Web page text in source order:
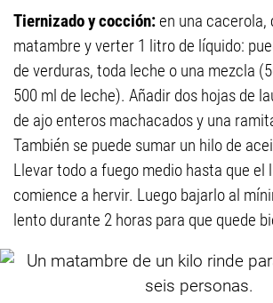
Tiernizado y cocción:en una cacerola,
matambre y verter 1 litro de líquido:
de verduras, toda leche o una mezcla
500 ml de leche). Añadir dos hojas de
de ajo enteros machacados y una
También se puede sumar un hilo de
Llevar todo a fuego medio hasta que el
comience a hervir. Luego bajarlo al
lento durante 2 horas para que quede